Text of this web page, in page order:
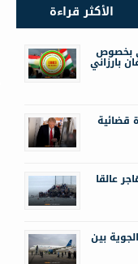
الأكثر قراءة
بخصوص
بارزاني
قضائية
5 آلاف مهاجر عالقا
الجوية بين